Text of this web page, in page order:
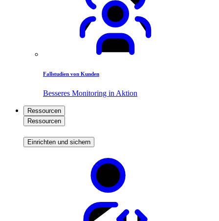
Fallstudien von Kunden
Besseres Monitoring in Aktion
Ressourcen
Ressourcen
Einrichten und sichern